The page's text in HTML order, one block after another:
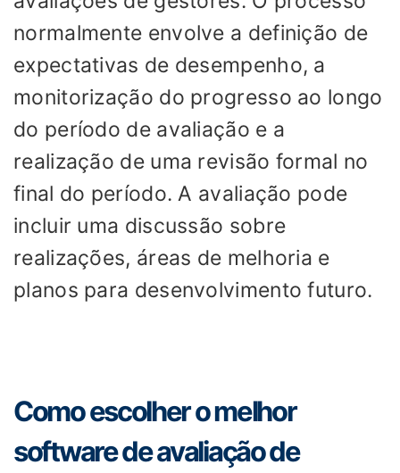
normalmente envolve a definição de
expectativas de desempenho, a
monitorização do progresso ao longo
do período de avaliação e a
realização de uma revisão formal no
final do período. A avaliação pode
incluir uma discussão sobre
realizações, áreas de melhoria e
planos para desenvolvimento futuro.
Como escolher o melhor
software de avaliação de